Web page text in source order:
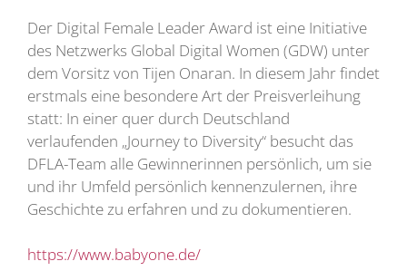
Der Digital Female Leader Award ist eine Initiative
des Netzwerks Global Digital Women (GDW) unter
dem Vorsitz von Tijen Onaran. In diesem Jahr findet
erstmals eine besondere Art der Preisverleihung
statt: In einer quer durch Deutschland
verlaufenden „Journey to Diversity“ besucht das
DFLA-Team alle Gewinnerinnen persönlich, um sie
und ihr Umfeld persönlich kennenzulernen, ihre
Geschichte zu erfahren und zu dokumentieren.
https://www.babyone.de/